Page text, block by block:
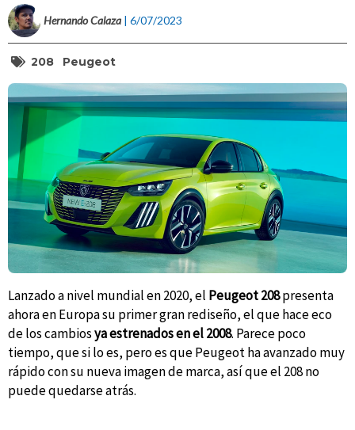
Hernando Calaza | 6/07/2023
208 Peugeot
Lanzado a nivel mundial en 2020, el Peugeot 208presenta
ahora en Europa su primer gran rediseño, el que hace eco
de los cambiosya estrenados en el 2008. Parece poco
tiempo, que si lo es, pero es que Peugeot ha avanzado muy
rápido con su nueva imagen de marca, así que el 208 no
puede quedarse atrás.